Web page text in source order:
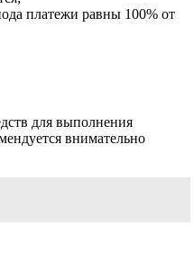
платежи равны 100% от
для выполнения
внимательно